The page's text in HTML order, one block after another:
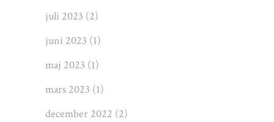
juli 2023 (2)
juni 2023 (1)
maj 2023 (1)
mars 2023 (1)
december 2022 (2)